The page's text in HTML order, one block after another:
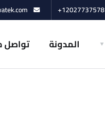
12027737578+
المدونة تواصل